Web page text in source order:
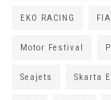
EKO RACING FIA
Motor Festival
Seajets Skarta